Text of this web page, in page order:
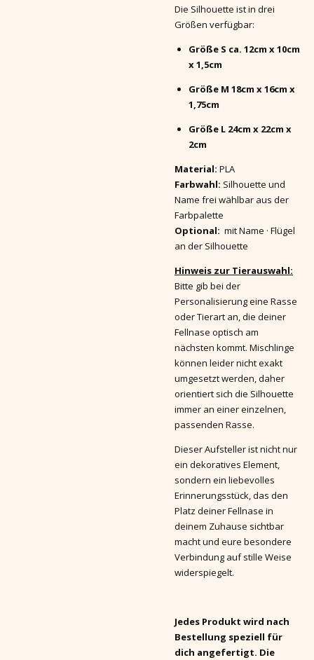
Die Silhouette ist in drei
Größen verfügbar:
Größe S ca. 12cm x 10cm
x 1,5cm
Größe M 18cm x 16cm x
1,75cm
Größe L 24cm x 22cm x
2cm
Material: PLA
Farbwahl: Silhouette und
Name frei wählbar aus der
Farbpalette
Optional: mit Name · Flügel
an der Silhouette
Hinweis zur Tierauswahl:
Bitte gib bei der
Personalisierung eine Rasse
oder Tierart an, die deiner
Fellnase optisch am
nächsten kommt. Mischlinge
können leider nicht exakt
umgesetzt werden, daher
orientiert sich die Silhouette
immer an einer einzelnen,
passenden Rasse.
Dieser Aufsteller ist nicht nur
ein dekoratives Element,
sondern ein liebevolles
Erinnerungsstück, das den
Platz deiner Fellnase in
deinem Zuhause sichtbar
macht und eure besondere
Verbindung auf stille Weise
widerspiegelt.
Jedes Produkt wird nach
Bestellung speziell für
dich angefertigt. Die